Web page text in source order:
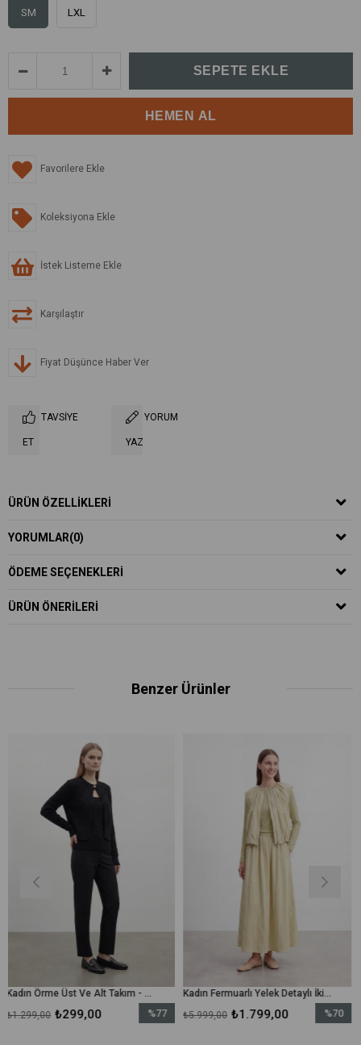
SM LXL
Favorilere Ekle
Koleksiyona Ekle
İstek Listeme Ekle
Karşılaştır
Fiyat Düşünce Haber Ver
TAVSIYE
ET
YORUM
YAZ
ÜRÜN ÖZELLIKLERI
YORUMLAR(0)
ÖDEME SEÇENEKLERI
ÜRÜN ÖNERILERI
Benzer Ürünler
Kadın Örme Üst Ve Alt Takım - 31778TKS - Siyah
%77
Kadın Fermuarlı Yelek Detaylı İkili Elbise – 26S-32509TKS - Zeytin Yeşili
₺1.799,00
₺5.999,00
%70
₺5.499,00